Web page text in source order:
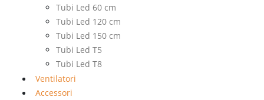
Tubi Led 60 cm
Tubi Led 120 cm
Tubi Led 150 cm
Tubi Led T5
Tubi Led T8
Ventilatori
Accessori